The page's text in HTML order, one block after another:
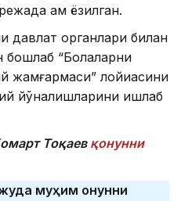
ҳам ёзилган.
давлат органлари билан
бошлаб “Болаларни
жамғармаси” лойиҳасини
йўналишларини ишлаб
Тоқаев қонунни
муҳим қонунни